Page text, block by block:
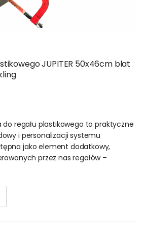
asortyment mebli, akcesoriów oraz
JUPITER 50x46cm blat
do regału plastikowego to praktyczne
i personalizacji systemu
jako element dodatkowy,
przez nas regałów –